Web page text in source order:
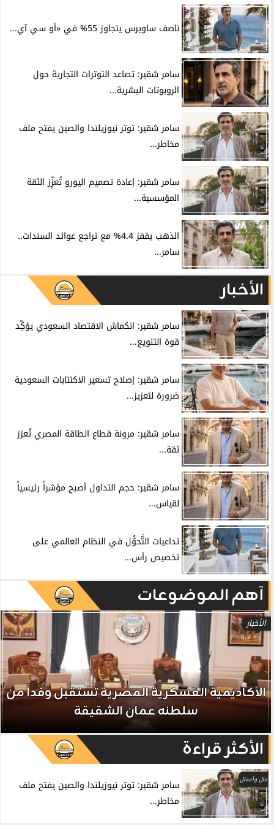
ناصف ساويرس يتجاوز 55% في «أو سي آي...
سامر شقير: تصاعد التوترات التجارية حول
الروبوتات البشرية...
سامر شقير: توتر نيوزيلندا والصين يفتح ملف
مخاطر...
سامر شقير: إعادة تصميم اليورو تُعزِّز الثقة
المؤسسية...
الذهب يقفز 4.4% مع تراجع عوائد السندات..
سامر...
الأخبار
سامر شقير: انكماش الاقتصاد السعودي يؤكِّد
قوة التنويع...
سامر شقير: إصلاح تسعير الاكتتابات السعودية
ضرورة لتعزيز...
سامر شقير: مرونة قطاع الطاقة المصري تُعزز
ثقة...
سامر شقير: حجم التداول أصبح مؤشراً رئيسياً
لقياس...
تداعيات التَّحوُّل في النظام العالمي على
تخصيص رأس...
آهم الموضوعات
الأخبار
الأكاديمية العسكرية المصرية تستقبل وفداً من
سلطنه عمان الشقيقة
الأكثر قراءة
مال وأعمال
سامر شقير: توتر نيوزيلندا والصين يفتح ملف
مخاطر...